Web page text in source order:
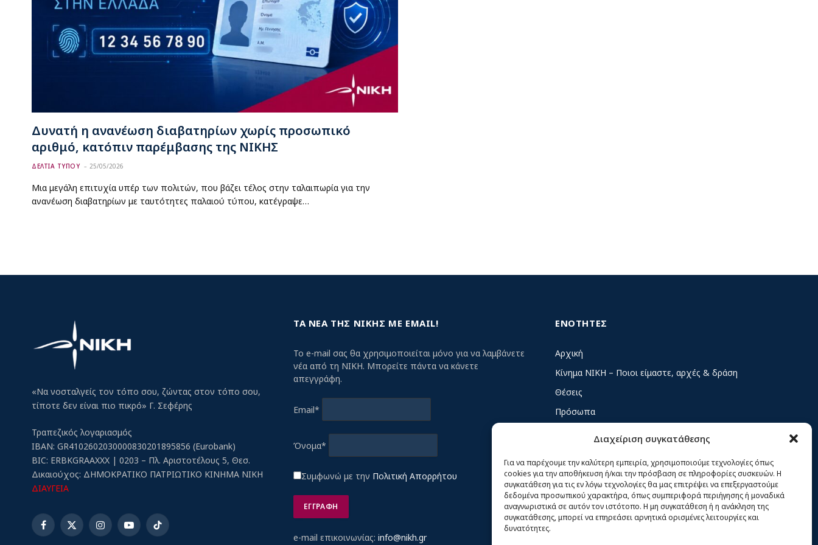
Διαχείριση συγκατάθεσης
Για να παρέχουμε την καλύτερη εμπειρία, χρησιμοποιούμε τεχνολογίες όπως
cookies για την αποθήκευση ή/και την πρόσβαση σε πληροφορίες συσκευών. Η
συγκατάθεση για τις εν λόγω τεχνολογίες θα μας επιτρέψει να επεξεργαστούμε
δεδομένα προσωπικού χαρακτήρα, όπως συμπεριφορά περιήγησης ή μοναδικά
αναγνωριστικά σε αυτόν τον ιστότοπο. Η μη συγκατάθεση ή η ανάκληση της
συγκατάθεσης, μπορεί να επηρεάσει αρνητικά ορισμένες λειτουργίες και
δυνατότητες.
Δυνατή η ανανέωση διαβατηρίων χωρίς προσωπικό
αριθμό, κατόπιν παρέμβασης της ΝΙΚΗΣ
ΔΕΛΤΙΑ ΤΥΠΟΥ 25/05/2026
Μια μεγάλη επιτυχία υπέρ των πολιτών, που βάζει τέλος στην ταλαιπωρία για την
ανανέωση διαβατηρίων με ταυτότητες παλαιού τύπου, κατέγραψε…
«Να νοσταλγείς τον τόπο σου, ζώντας στον τόπο σου,
τίποτε δεν είναι πιο πικρό» Γ. Σεφέρης
Τραπεζικός λογαριασμός
IBAN: GR4102602030000830201895856 (Eurobank)
BIC: ERBKGRAAXXX | 0203 – Πλ. Αριστοτέλους 5, Θεσ.
Δικαιούχος: ΔΗΜΟΚΡΑΤΙΚΟ ΠΑΤΡΙΩΤΙΚΟ ΚΙΝΗΜΑ ΝΙΚΗ
ΔΙΑΥΓΕΙΑ
Facebook
X
InstagramYouTubeTikTok
ΤΑ ΝΕΑ ΤΗΣ ΝΙΚΗΣ ΜΕ EMAIL!
Το e-mail σας θα χρησιμοποιείται μόνο για να λαμβάνετε
νέα από τη ΝΙΚΗ. Μπορείτε πάντα να κάνετε
απεγγράφη.
Email*
Όνομα*
Συμφωνώ με την Πολιτική Απορρήτου
e-mail επικοινωνίας: info@nikh.gr
ΕΝΟΤΗΤΕΣ
Αρχική
Κίνημα ΝΙΚΗ – Ποιοι είμαστε, αρχές & δράση
Θέσεις
Πρόσωπα
Δελτία Τύπου
Άρθρα